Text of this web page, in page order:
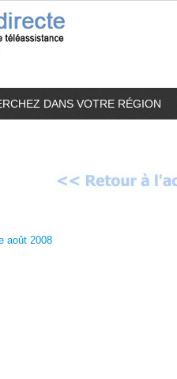
DANS VOTRE RÉGION
août 2008